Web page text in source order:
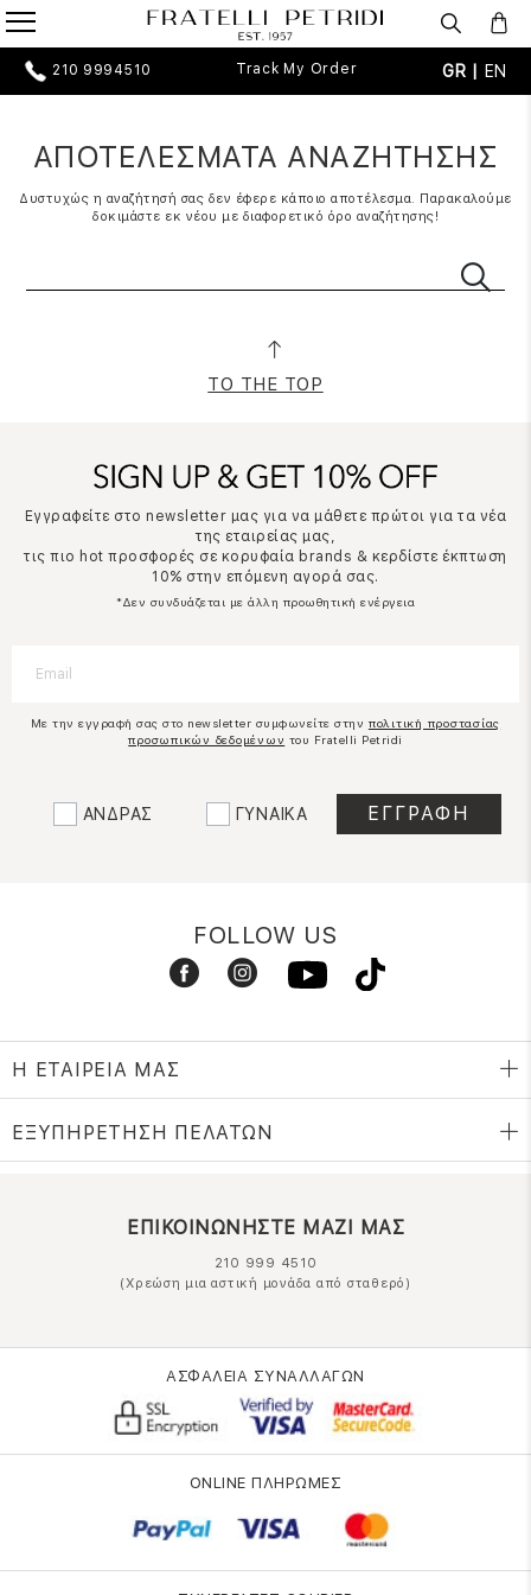
210 9994510 Track My Order GR | EN
ΑΠΟΤΕΛΕΣΜΑΤΑ ΑΝΑΖΗΤΗΣΗΣ
Δυστυχώς η αναζήτησή σας δεν έφερε κάποιο αποτέλεσμα. Παρακαλούμε
δοκιμάστε εκ νέου με διαφορετικό όρο αναζήτησης!
TO THE TOP
Εγγραφείτε στο newsletter μας για να μάθετε πρώτοι για τα νέα
της εταιρείας μας,
τις πιο hot προσφορές σε κορυφαία brands & κερδίστε έκπτωση
10% στην επόμενη αγορά σας.
*Δεν συνδυάζεται με άλλη προωθητική ενέργεια
Με την εγγραφή σας στο newsletter συμφωνείτε στην πολιτική προστασίας
προσωπικών δεδομένων του Fratelli Petridi
ΑΝΔΡΑΣ ΓΥΝΑΙΚΑ
FOLLOW US
Η ΕΤΑΙΡΕΙΑ ΜΑΣ
ΕΞΥΠΗΡΕΤΗΣΗ ΠΕΛΑΤΩΝ
ΕΠΙΚΟΙΝΩΝΗΣΤΕ ΜΑΖΙ ΜΑΣ
210 999 4510
(Χρεώση μια αστική μονάδα από σταθερό)
ΑΣΦΑΛΕΙΑ ΣΥΝΑΛΛΑΓΩΝ
ONLINE ΠΛΗΡΩΜΕΣ